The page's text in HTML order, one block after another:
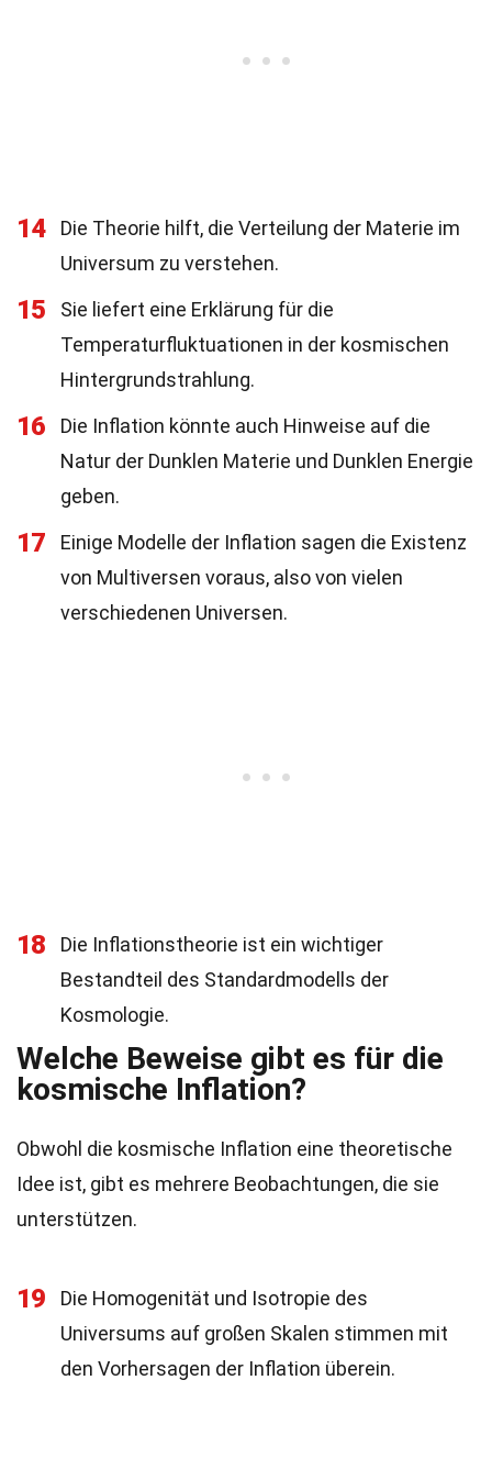
14
Die Theorie hilft, die Verteilung der Materie im
Universum zu verstehen.
15
Sie liefert eine Erklärung für die
Temperaturfluktuationen in der kosmischen
Hintergrundstrahlung.
16
Die Inflation könnte auch Hinweise auf die
Natur der Dunklen Materie und Dunklen Energie
geben.
17
Einige Modelle der Inflation sagen die Existenz
von Multiversen voraus, also von vielen
verschiedenen Universen.
18
Die Inflationstheorie ist ein wichtiger
Bestandteil des Standardmodells der
Kosmologie.
Welche Beweise gibt es für die
kosmische Inflation?
Obwohl die kosmische Inflation eine theoretische
Idee ist, gibt es mehrere Beobachtungen, die sie
unterstützen.
19
Die Homogenität und Isotropie des
Universums auf großen Skalen stimmen mit
den Vorhersagen der Inflation überein.